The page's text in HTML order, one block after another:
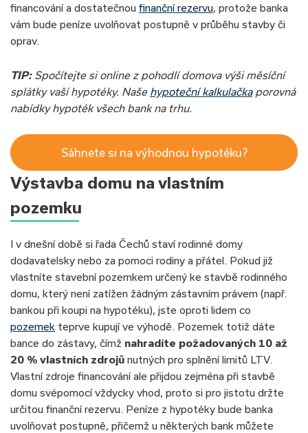
financování a dostatečnou finanční rezervu, protože banka
vám bude peníze uvolňovat postupně v průběhu stavby či
oprav.
TIP:Spočítejte si online z pohodlí domova výši měsíční
splátky vaší hypotéky. Naše hypoteční kalkulačkaporovná
nabídky hypoték všech bank na trhu.
Sáhnete si na výhodnou hypotéku?
Výstavba domu na vlastním
pozemku
I v dnešní době si řada Čechů staví rodinné domy
dodavatelsky nebo za pomoci rodiny a přátel. Pokud již
vlastníte stavební pozemkem určený ke stavbě rodinného
domu, který není zatížen žádným zástavním právem (např.
bankou při koupi na hypotéku), jste oproti lidem co
pozemek teprve kupují ve výhodě. Pozemek totiž dáte
bance do zástavy, čímž nahradíte požadovaných 10 až
20 % vlastních zdrojů nutných pro splnění limitů LTV.
Vlastní zdroje financování ale přijdou zejména při stavbě
domu svépomocí vždycky vhod, proto si pro jistotu držte
určitou finanční rezervu. Peníze z hypotéky bude banka
uvolňovat postupně, přičemž u některých bank můžete